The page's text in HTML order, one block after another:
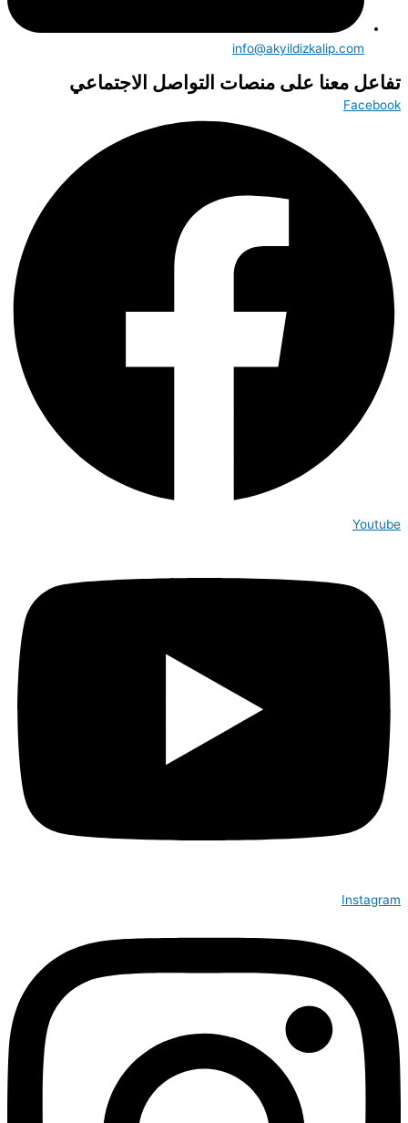
info@akyildizkalip.com
تفاعل معنا على منصات التواصل الاجتماعي
Facebook
Youtube
Instagram